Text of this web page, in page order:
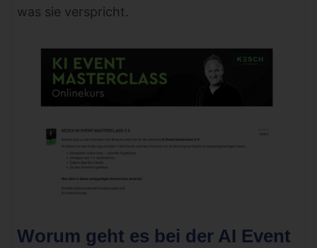
was sie verspricht.
Worum geht es bei der AI Event